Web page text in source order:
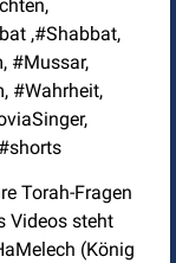
,#Shabbat,
#Mussar,
#Wahrheit,
Torah-Fragen
Videos steht
(König